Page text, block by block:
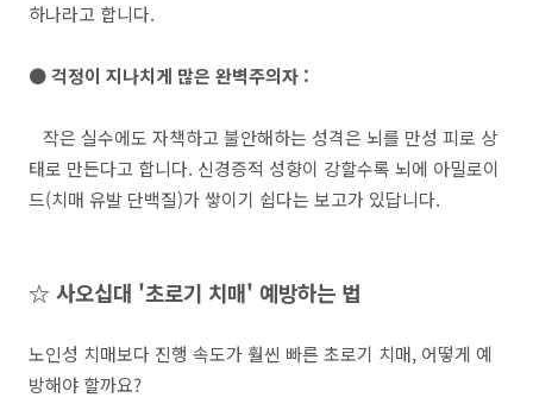
하나라고 합니다.
● 걱정이 지나치게 많은 완벽주의자 :
작은 실수에도 자책하고 불안해하는 성격은 뇌를 만성 피로 상
태로 만든다고 합니다. 신경증적 성향이 강할수록 뇌에 아밀로이
드(치매 유발 단백질)가 쌓이기 쉽다는 보고가 있답니다.
☆ 사오십대 '초로기 치매' 예방하는 법
노인성 치매보다 진행 속도가 훨씬 빠른 초로기 치매, 어떻게 예
방해야 할까요?